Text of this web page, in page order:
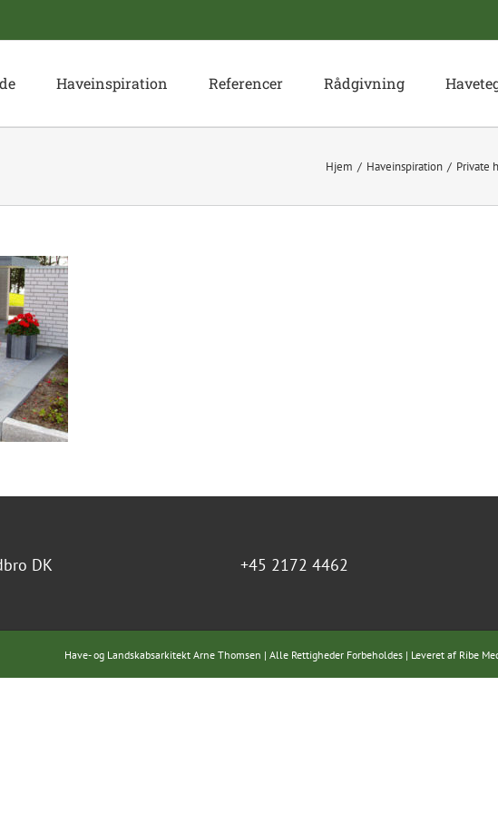
Haveinspiration Referencer Rådgivning
Hjem Haveinspiration Private
DK +45 2172 4462
Have- og Landskabsarkitekt Arne Thomsen | Alle Rettigheder Forbeholdes | Leveret af Ribe